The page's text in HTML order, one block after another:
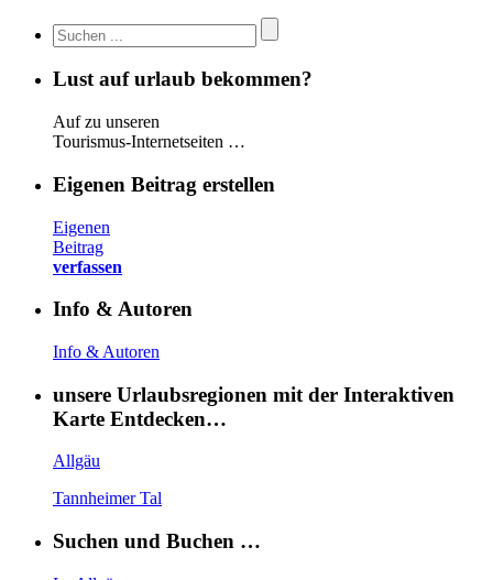
Lust auf urlaub bekommen?
Auf zu unseren
Tourismus-Internetseiten …
Eigenen Beitrag erstellen
Eigenen
Beitrag
verfassen
Info & Autoren
Info & Autoren
unsere Urlaubsregionen mit der Interaktiven
Karte Entdecken…
Allgäu
Tannheimer Tal
Suchen und Buchen …